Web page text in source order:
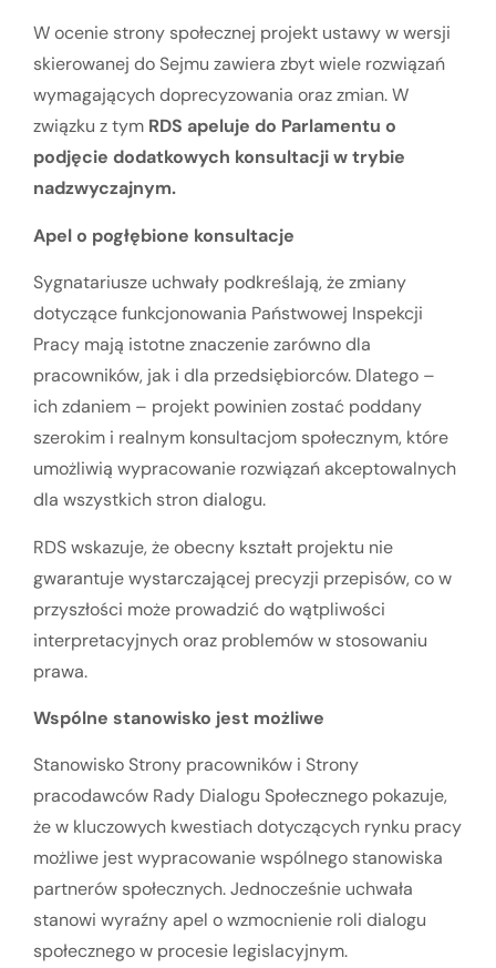
W ocenie strony społecznej projekt ustawy w wersji
skierowanej do Sejmu zawiera zbyt wiele rozwiązań
wymagających doprecyzowania oraz zmian. W
związku z tym RDS apeluje do Parlamentu o
podjęcie dodatkowych konsultacji w trybie
nadzwyczajnym.
Apel o pogłębione konsultacje
Sygnatariusze uchwały podkreślają, że zmiany
dotyczące funkcjonowania Państwowej Inspekcji
Pracy mają istotne znaczenie zarówno dla
pracowników, jak i dla przedsiębiorców. Dlatego –
ich zdaniem – projekt powinien zostać poddany
szerokim i realnym konsultacjom społecznym, które
umożliwią wypracowanie rozwiązań akceptowalnych
dla wszystkich stron dialogu.
RDS wskazuje, że obecny kształt projektu nie
gwarantuje wystarczającej precyzji przepisów, co w
przyszłości może prowadzić do wątpliwości
interpretacyjnych oraz problemów w stosowaniu
prawa.
Wspólne stanowisko jest możliwe
Stanowisko Strony pracowników i Strony
pracodawców Rady Dialogu Społecznego pokazuje,
że w kluczowych kwestiach dotyczących rynku pracy
możliwe jest wypracowanie wspólnego stanowiska
partnerów społecznych. Jednocześnie uchwała
stanowi wyraźny apel o wzmocnienie roli dialogu
społecznego w procesie legislacyjnym.